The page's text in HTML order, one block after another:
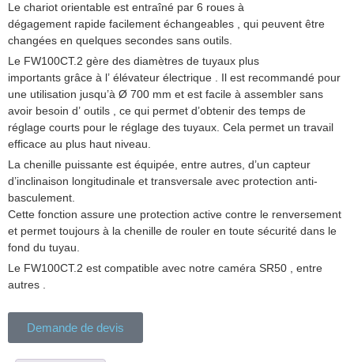
Le chariot orientable est entraîné par 6 roues à
dégagement rapide facilement échangeables , qui peuvent être
changées en quelques secondes sans outils.
Le FW100CT.2 gère des diamètres de tuyaux plus
importants grâce à l’ élévateur électrique . Il est recommandé pour
une utilisation jusqu’à Ø 700 mm et est facile à assembler sans
avoir besoin d’ outils , ce qui permet d’obtenir des temps de
réglage courts pour le réglage des tuyaux. Cela permet un travail
efficace au plus haut niveau.
La chenille puissante est équipée, entre autres, d’un capteur
d’inclinaison longitudinale et transversale avec protection anti-
basculement.
Cette fonction assure une protection active contre le renversement
et permet toujours à la chenille de rouler en toute sécurité dans le
fond du tuyau.
Le FW100CT.2 est compatible avec notre caméra SR50 , entre
autres .
Demande de devis